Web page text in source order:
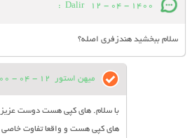
Dalir 12 - 04 - 1400
:
سلام ببخشید هندزفری اصله؟
میهن استور 12 - 04 - 1400
با سلام. های کپی هست دوست عزیز
های کپی هست و واقعا تفاوت خاصی